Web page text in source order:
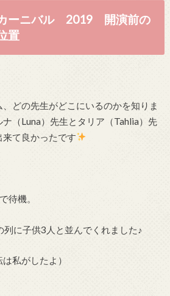
ーニバル 2019 開演前の
置
どの先生がどこにいるのかを知りま
（Luna）先生とタリア（Tahlia）先
て良かったです
待機。
列に子供3人と並んでくれました♪
私がしたよ）